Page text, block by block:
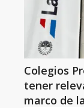
Colegios
tener
marco de